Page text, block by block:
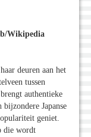
Wikipedia
deuren aan het
tussen
authentieke
bijzondere Japanse
geniet.
die wordt